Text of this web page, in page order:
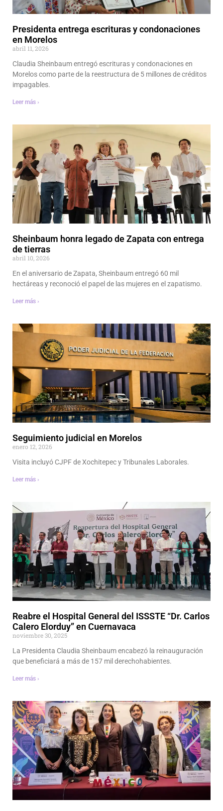
Presidenta entrega escrituras y condonaciones
en Morelos
abril 11, 2026
Claudia Sheinbaum entregó escrituras y condonaciones en
Morelos como parte de la reestructura de 5 millones de créditos
impagables.
Leer más ›
Sheinbaum honra legado de Zapata con entrega
de tierras
abril 10, 2026
En el aniversario de Zapata, Sheinbaum entregó 60 mil
hectáreas y reconoció el papel de las mujeres en el zapatismo.
Leer más ›
Seguimiento judicial en Morelos
enero 12, 2026
Visita incluyó CJPF de Xochitepec y Tribunales Laborales.
Leer más ›
Reabre el Hospital General del ISSSTE “Dr. Carlos
Calero Elorduy” en Cuernavaca
noviembre 30, 2025
La Presidenta Claudia Sheinbaum encabezó la reinauguración
que beneficiará a más de 157 mil derechohabientes.
Leer más ›